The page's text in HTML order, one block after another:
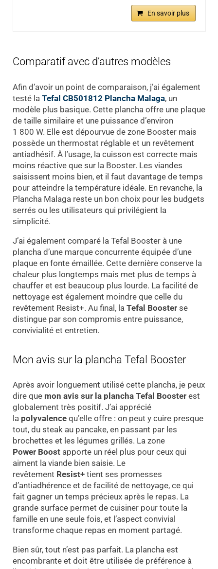
En savoir plus
Comparatif avec d’autres modèles
Afin d’avoir un point de comparaison, j’ai également
testé la Tefal CB501812 Plancha Malaga, un
modèle plus basique. Cette plancha offre une plaque
de taille similaire et une puissance d’environ
1 800 W. Elle est dépourvue de zone Booster mais
possède un thermostat réglable et un revêtement
antiadhésif. À l’usage, la cuisson est correcte mais
moins réactive que sur la Booster. Les viandes
saisissent moins bien, et il faut davantage de temps
pour atteindre la température idéale. En revanche, la
Plancha Malaga reste un bon choix pour les budgets
serrés ou les utilisateurs qui privilégient la
simplicité.
J’ai également comparé la Tefal Booster à une
plancha d’une marque concurrente équipée d’une
plaque en fonte émaillée. Cette dernière conserve la
chaleur plus longtemps mais met plus de temps à
chauffer et est beaucoup plus lourde. La facilité de
nettoyage est également moindre que celle du
revêtement Resist+. Au final, la Tefal Boosterse
distingue par son compromis entre puissance,
convivialité et entretien.
Mon avis sur la plancha Tefal Booster
Après avoir longuement utilisé cette plancha, je peux
dire que mon avis sur la plancha Tefal Boosterest
globalement très positif. J’ai apprécié
la polyvalencequ’elle offre : on peut y cuire presque
tout, du steak au pancake, en passant par les
brochettes et les légumes grillés. La zone
Power Boostapporte un réel plus pour ceux qui
aiment la viande bien saisie. Le
revêtement Resist+tient ses promesses
d’antiadhérence et de facilité de nettoyage, ce qui
fait gagner un temps précieux après le repas. La
grande surface permet de cuisiner pour toute la
famille en une seule fois, et l’aspect convivial
transforme chaque repas en moment partagé.
Bien sûr, tout n’est pas parfait. La plancha est
encombrante et doit être utilisée de préférence à